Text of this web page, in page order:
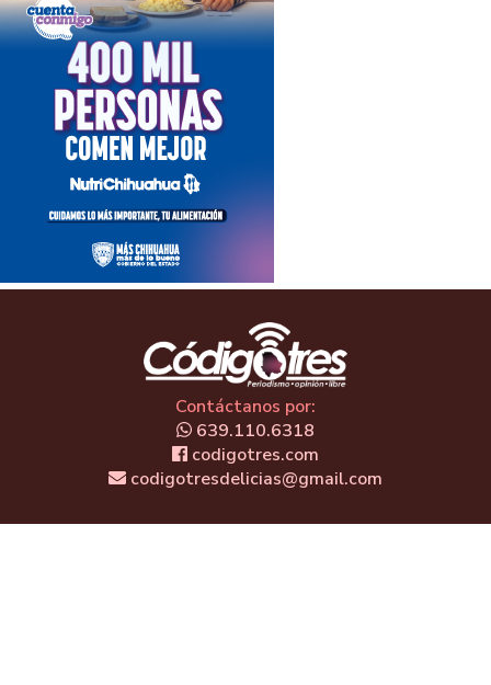
Contáctanos por:
639.110.6318
codigotres.com
codigotresdelicias@gmail.com